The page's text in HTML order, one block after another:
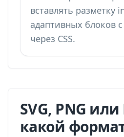
вставлять разметку
адаптивных блоков
через CSS.
SVG, PNG или
какой